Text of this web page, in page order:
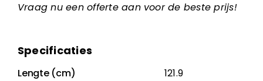
Vraag nu een offerte aan voor de beste prijs!
Specificaties
Lengte (cm)
121.9